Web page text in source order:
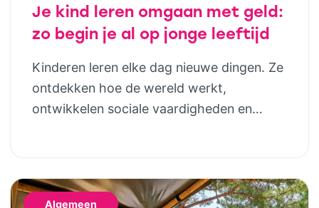
Je kind leren omgaan met geld:
zo begin je al op jonge leeftijd
Kinderen leren elke dag nieuwe dingen. Ze
ontdekken hoe de wereld werkt,
ontwikkelen sociale vaardigheden en
aan financiële opvoeding, help je kinderen
Algemeen